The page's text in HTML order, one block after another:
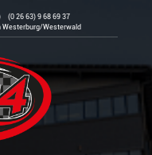
(0 26 63) 9 68 69 37
Westerburg/Westerwald